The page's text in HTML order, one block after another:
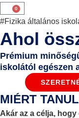
0
#Fizika általános
Ahol
Prémium
iskolától egészen
MIÉRT
Akár az a célja,